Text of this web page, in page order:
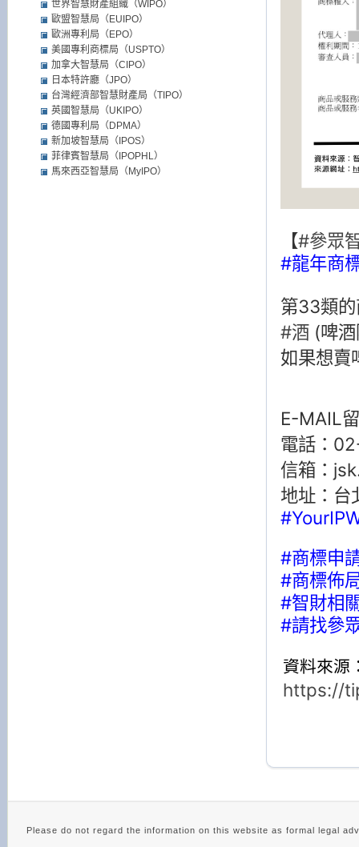
【#參眾
#龍年商
第33類
#酒 (啤
如果想賣
E-MAIL
電話：
信箱：
地址：台
#商標申
#商標佈
#智財相
#請找參
資料來源
https://
世界智慧財產組織（WIPO）
歐盟智慧局（EUIPO）
歐洲專利局（EPO）
美國專利商標局（USPTO）
加拿大智慧局（CIPO）
日本特許廳（JPO）
台灣經濟部智慧財產局（TIPO）
英國智慧局（UKIPO）
德國專利局（DPMA）
新加坡智慧局（IPOS）
菲律賓智慧局（IPOPHL）
馬來西亞智慧局（MyIPO）
Please do not regard the information on this website as formal legal